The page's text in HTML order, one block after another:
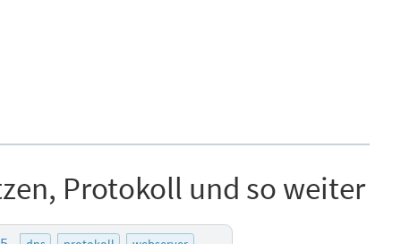
Protokoll und so weiter